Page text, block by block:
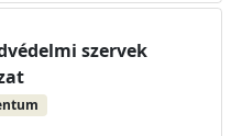
szervek